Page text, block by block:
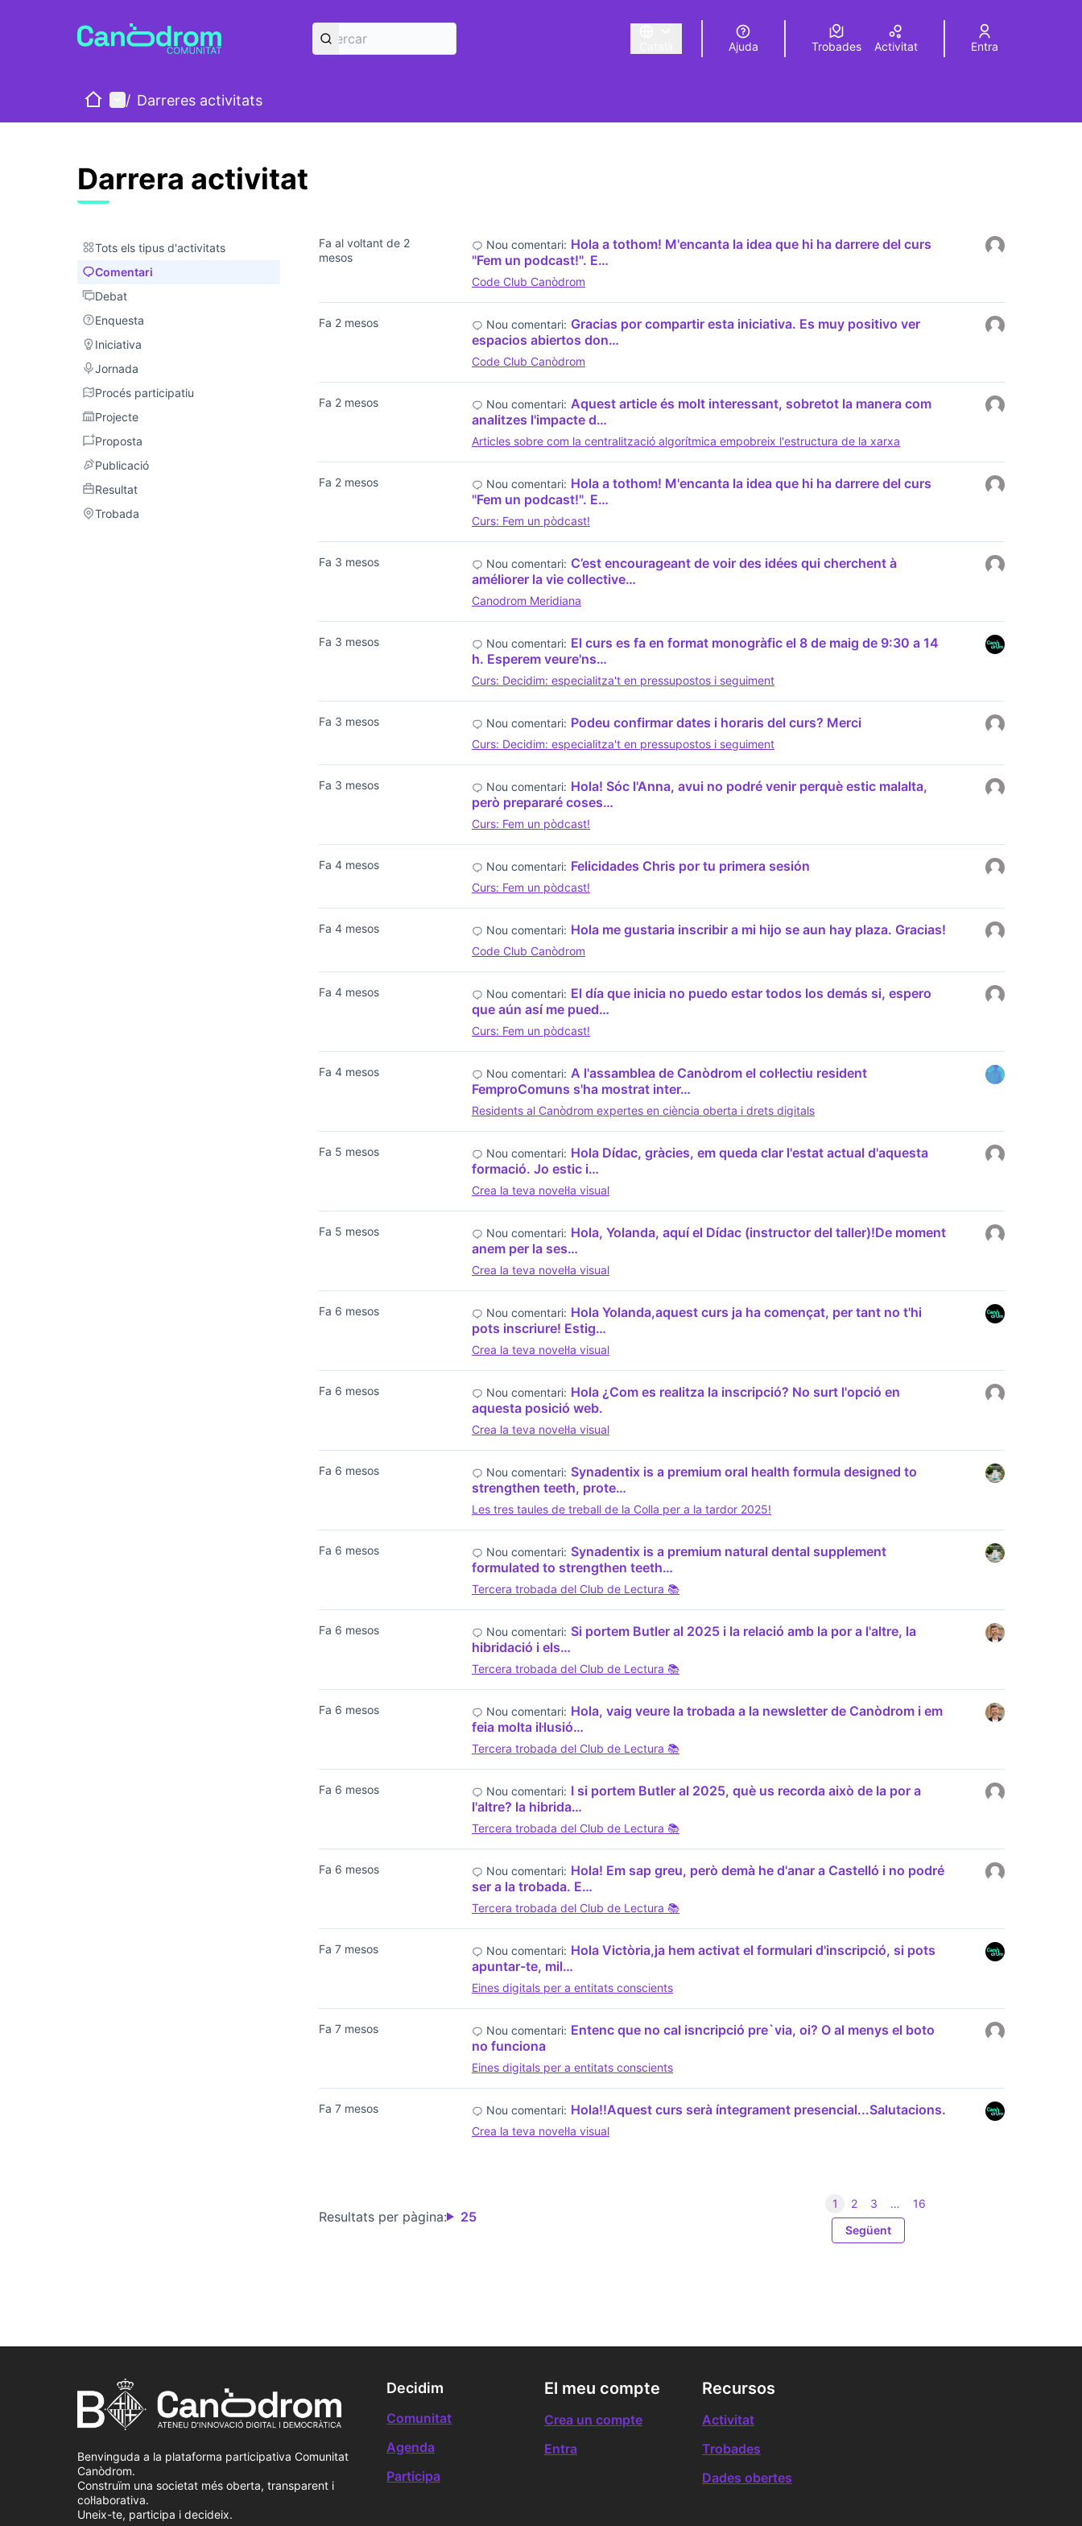
Triar la llengua Elegir el idioma Choose language
Ajuda Trobades Activitat Entra
IniciMenú principal
/ Darreres activitats
Darrera activitat
Tots els tipus d'activitats
Tots els tipus d'activitats
Comentari
Comentari
DebatDebat
Enquesta
Enquesta
Iniciativa
Iniciativa
Jornada
Jornada
Procés participatiu
Procés participatiu
Projecte
Projecte
Proposta
Proposta
Publicació
Publicació
Resultat
Resultat
Trobada
Trobada
Fa al voltant de 2
mesos
Nou comentari: Hola a tothom! M'encanta la idea que hi ha darrere del curs
"Fem un podcast!". E…
Code Club Canòdrom
Fa 2 mesos Nou comentari: Gracias por compartir esta iniciativa. Es muy positivo ver
espacios abiertos don…
Code Club Canòdrom
Fa 2 mesos Nou comentari: Aquest article és molt interessant, sobretot la manera com
analitzes l'impacte d…
Articles sobre com la centralització algorítmica empobreix l'estructura de la xarxa
Fa 2 mesos Nou comentari: Hola a tothom! M'encanta la idea que hi ha darrere del curs
"Fem un podcast!". E…
Curs: Fem un pòdcast!
Fa 3 mesos Nou comentari: C’est encourageant de voir des idées qui cherchent à
améliorer la vie collective…
Canodrom Meridiana
Fa 3 mesos Nou comentari: El curs es fa en format monogràfic el 8 de maig de 9:30 a 14
h. Esperem veure'ns…
Curs: Decidim: especialitza't en pressupostos i seguiment
Fa 3 mesos Nou comentari: Podeu confirmar dates i horaris del curs? Merci
Curs: Decidim: especialitza't en pressupostos i seguiment
Fa 3 mesos Nou comentari: Hola! Sóc l'Anna, avui no podré venir perquè estic malalta,
però prepararé coses…
Curs: Fem un pòdcast!
Fa 4 mesos Nou comentari: Felicidades Chris por tu primera sesión
Curs: Fem un pòdcast!
Fa 4 mesos Nou comentari: Hola me gustaria inscribir a mi hijo se aun hay plaza. Gracias!
Code Club Canòdrom
Fa 4 mesos Nou comentari: El día que inicia no puedo estar todos los demás si, espero
que aún así me pued…
Curs: Fem un pòdcast!
Fa 4 mesos Nou comentari: A l'assamblea de Canòdrom el col·lectiu resident
FemproComuns s'ha mostrat inter…
Residents al Canòdrom expertes en ciència oberta i drets digitals
Fa 5 mesos Nou comentari: Hola Dídac, gràcies, em queda clar l'estat actual d'aquesta
formació. Jo estic i…
Crea la teva novel·la visual
Fa 5 mesos Nou comentari: Hola, Yolanda, aquí el Dídac (instructor del taller)!De moment
anem per la ses…
Crea la teva novel·la visual
Fa 6 mesos Nou comentari: Hola Yolanda,aquest curs ja ha començat, per tant no t'hi
pots inscriure! Estig…
Crea la teva novel·la visual
Fa 6 mesos Nou comentari: Hola ¿Com es realitza la inscripció? No surt l'opció en
aquesta posició web.
Crea la teva novel·la visual
Fa 6 mesos Nou comentari: Synadentix is a premium oral health formula designed to
strengthen teeth, prote…
Les tres taules de treball de la Colla per a la tardor 2025!
Fa 6 mesos Nou comentari: Synadentix is a premium natural dental supplement
formulated to strengthen teeth…
Tercera trobada del Club de Lectura 📚
Fa 6 mesos Nou comentari: Si portem Butler al 2025 i la relació amb la por a l'altre, la
hibridació i els…
Tercera trobada del Club de Lectura 📚
Fa 6 mesos Nou comentari: Hola, vaig veure la trobada a la newsletter de Canòdrom i em
feia molta il·lusió…
Tercera trobada del Club de Lectura 📚
Fa 6 mesos Nou comentari: I si portem Butler al 2025, què us recorda això de la por a
l'altre? la hibrida…
Tercera trobada del Club de Lectura 📚
Fa 6 mesos Nou comentari: Hola! Em sap greu, però demà he d'anar a Castelló i no podré
ser a la trobada. E…
Tercera trobada del Club de Lectura 📚
Fa 7 mesos Nou comentari: Hola Victòria,ja hem activat el formulari d'inscripció, si pots
apuntar-te, mil…
Eines digitals per a entitats conscients
Fa 7 mesos Nou comentari: Entenc que no cal isncripció pre`via, oi? O al menys el boto
no funciona
Eines digitals per a entitats conscients
Fa 7 mesos Nou comentari: Hola!!Aquest curs serà íntegrament presencial...Salutacions.
Crea la teva novel·la visual
Resultats per pàgina: 25
1 2 3 …
16
Següent
Benvinguda a la plataforma participativa Comunitat
Canòdrom.
Construïm una societat més oberta, transparent i
col·laborativa.
Uneix-te, participa i decideix.
Decidim
Comunitat
Agenda
Participa
El meu compte
Crea un compte
Entra
Recursos
Activitat
Trobades
Dades obertes